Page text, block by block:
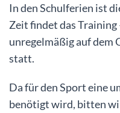
In den Schulferien ist
Zeit findet das Training
unregelmäßig auf dem
statt.
Da für den Sport eine
benötigt wird, bitten